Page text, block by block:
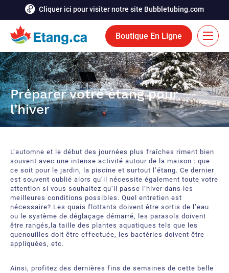
Cliquer ici pour visiter notre site Bubbletubing.com
Boutique En Ligne
EN
Solutions
Aération
Fontaines flottantes
Bioaugmentation
Outils et accessoires aquatiques
Rideaux de bulles
Services
Ressources
Carrière
Contactez-nous
Demandez une soumission
À propos
Préparer votre étang pour
l’hiver
L’automne et le début des journées plus fraîches riment bien
souvent avec une intense activité autour de la maison : que
ce soit pour le jardin, la piscine et surtout l’étang. Ce dernier
est souvent oublié alors qu’il nécessite également toute votre
attention si vous souhaitez qu’il passe l’hiver dans les
meilleures conditions possibles. Quel entretien est
nécessaire? Les quais flottants doivent être sortis de l’eau
ou le système de déglaçage démarré, les parasols doivent
être rangés,la taille des plantes aquatiques tels que les
quenouilles doit être effectuée, les bactéries doivent être
appliquées, etc.
Ainsi, profitez des dernières fins de semaines de cette belle